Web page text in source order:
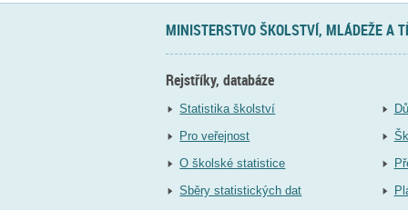
MINISTERSTVO ŠKOLSTVÍ, MLÁDEŽE A
Rejstříky, databáze
Statistika školství
Pro veřejnost
O školské statistice
Sběry statistických dat